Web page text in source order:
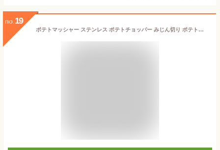
no. 19
ポテトマッシャー ステンレス ポテトチョッパー みじん切り ポテトライサー 手動式 絞り器 フルーツ 野菜 マッシャー ジューサー ステンレス製 ハンドジューサー 手動ジューサー ストレーナー 多機能 台所用品